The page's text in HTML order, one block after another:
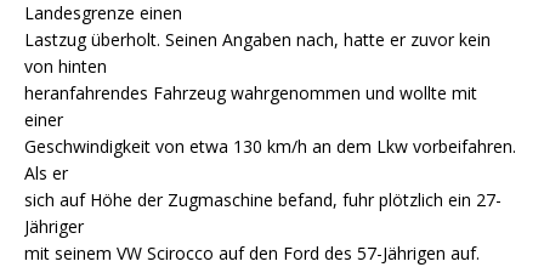
Landesgrenze einen
Lastzug überholt. Seinen Angaben nach, hatte er zuvor kein
von hinten
heranfahrendes Fahrzeug wahrgenommen und wollte mit
einer
Geschwindigkeit von etwa 130 km/h an dem Lkw vorbeifahren.
Als er
sich auf Höhe der Zugmaschine befand, fuhr plötzlich ein 27-
Jähriger
mit seinem VW Scirocco auf den Ford des 57-Jährigen auf.